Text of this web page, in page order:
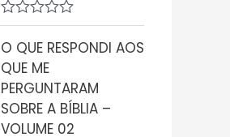
a
ç
o
0
d
e
5
A
v
a
l
i
a
ç
ã
O QUE RESPONDI AOS
QUE ME
PERGUNTARAM
SOBRE A BÍBLIA –
VOLUME 02